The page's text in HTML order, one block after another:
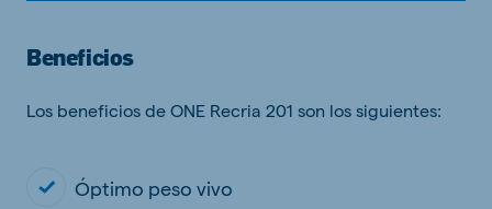
Beneficios
Los beneficios de ONE Recria 201 son los siguientes:
Óptimo peso vivo